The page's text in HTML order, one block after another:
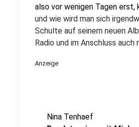
also vor wenigen Tagen erst,
und wie wird man sich
Schulte auf seinem neuen
Radio und im Anschluss auch
Anzeige
Nina Tenhaef